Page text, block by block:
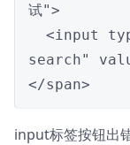
试">
search"
</span>
input标签按钮出